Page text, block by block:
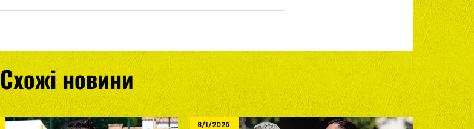
Схожі новини
8/1/2026 8/1/2026